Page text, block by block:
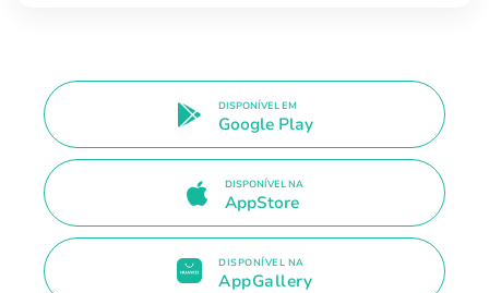
DISPONÍVEL EM
Google Play
DISPONÍVEL NA
AppStore
DISPONÍVEL NA
AppGallery